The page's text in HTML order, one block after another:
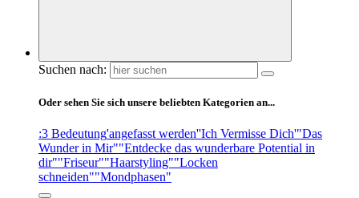
Suchen nach:
Oder sehen Sie sich unsere beliebten Kategorien an...
:3 Bedeutung'angefasst werden''Ich Vermisse Dich'"Das
Wunder in Mir""Entdecke das wunderbare Potential in
dir""Friseur""Haarstyling""Locken
schneiden""Mondphasen"